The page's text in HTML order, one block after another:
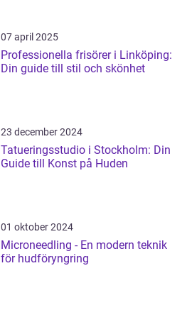
07 april 2025
Professionella frisörer i Linköping:
Din guide till stil och skönhet
23 december 2024
Tatueringsstudio i Stockholm: Din
Guide till Konst på Huden
01 oktober 2024
Microneedling - En modern teknik
för hudföryngring